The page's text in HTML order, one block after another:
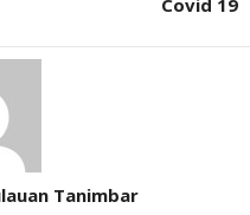
Covid 19
Tanimbar